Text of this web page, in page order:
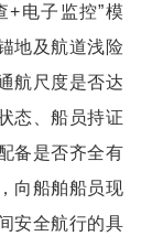
+电子监控”模
地及航道浅险
航尺度是否达
态、船员持证
备是否齐全有
向船舶船员现
安全航行的具